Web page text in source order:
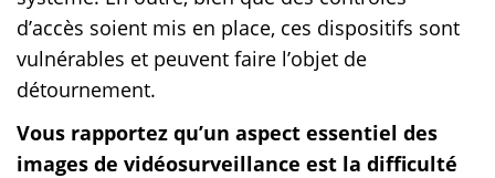
d’accès soient mis en place, ces dispositifs sont
vulnérables et peuvent faire l’objet de
détournement.
Vous rapportez qu’un aspect essentiel des
images de vidéosurveillance est la difficulté